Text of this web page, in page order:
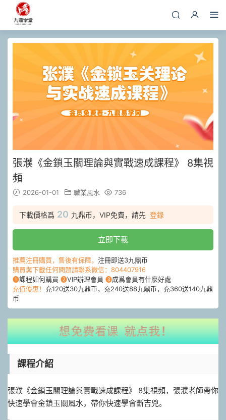
張濮《金鎖玉關理論與實戰速成課程》 8集視
頻
2026-01-01 職業風水 736
下載價格爲 20 九鼎币，VIP免費，請先 登錄
立即下載
推薦注冊購買，售後有保障， 注冊即送3九鼎币
購買與下載任何問題請聯系微信：804407916
❶課程如何購買 ❷VIP辦理會員 ❸成爲會員有什麽好處
充值優惠！ 充120送30九鼎币，充240送88九鼎币，充360送140九鼎
币
課程介紹
張濮《金鎖玉關理論與實戰速成課程》 8集視頻，張濮老師帶你
快速學會金鎖玉關風水，帶你快速學會斷吉兇。